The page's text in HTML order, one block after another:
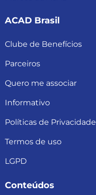
ACAD Brasil
Clube de Benefícios
Parceiros
Quero me associar
Informativo
Políticas de Privacidade
Termos de uso
LGPD
Conteúdos